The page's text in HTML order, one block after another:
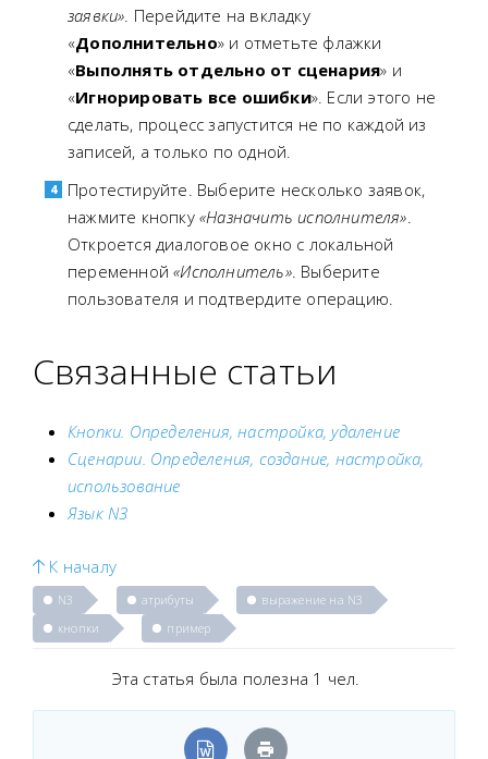
заявки» . Перейдите на вкладку
«Дополнительно» и отметьте флажки
«Выполнять отдельно от сценария» и
«Игнорировать все ошибки». Если этого не
сделать, процесс запустится не по каждой из
записей, а только по одной.
Протестируйте. Выберите несколько заявок,
нажмите кнопку «Назначить исполнителя»
Откроется диалоговое окно с локальной
переменной«Исполнитель». Выберите
пользователя и подтвердите операцию.
Связанные статьи
Кнопки. Определения, настройка, удаление
Сценарии. Определения, создание, настройка,
использование
Язык N3
К началу
N3 атрибуты
выражение на N3
кнопки
пример
Эта статья была полезна 1 чел.